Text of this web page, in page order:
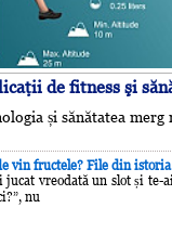
de fitness şi
și sănătatea merg
vin fructele? File din istoria
jucat vreodată un slot și te-
nu